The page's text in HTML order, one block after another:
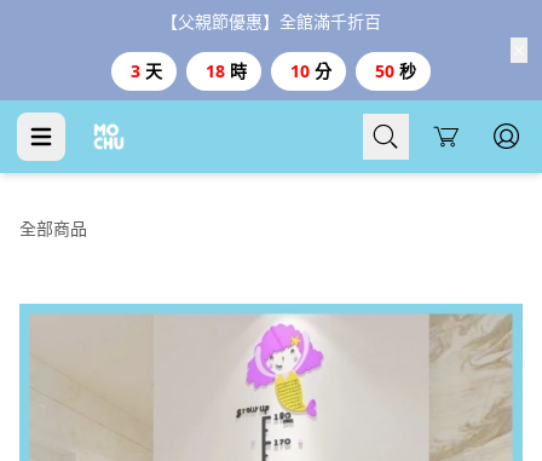
【父親節優惠】全館滿千折百
3 天 18 時 10 分 50 秒
Cart
全部商品